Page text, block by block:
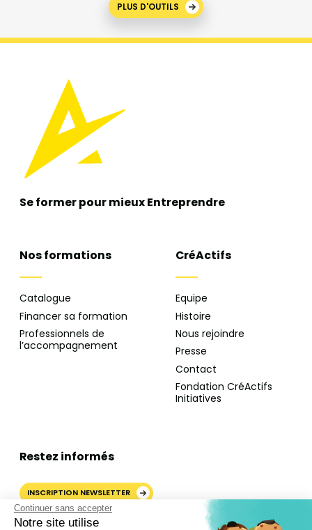
Continuer sans accepter
Notre site utilise
PLUS D'OUTILS
Se former pour mieuxEntreprendre
Nos formations
Catalogue
Financer sa formation
Professionnels de
l’accompagnement
CréActifs
Equipe
Histoire
Nous rejoindre
Presse
Contact
Fondation CréActifs
Initiatives
Restez informés
INSCRIPTION NEWSLETTER